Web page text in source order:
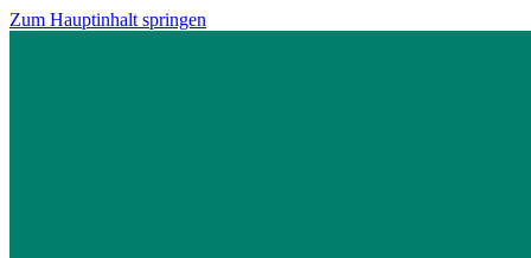
Zum Hauptinhalt springen